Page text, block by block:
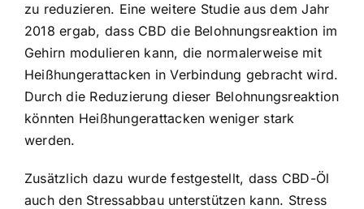
zu reduzieren. Eine weitere Studie aus dem Jahr
2018 ergab, dass CBD die Belohnungsreaktion im
Gehirn modulieren kann, die normalerweise mit
Heißhungerattacken in Verbindung gebracht wird.
Durch die Reduzierung dieser Belohnungsreaktion
könnten Heißhungerattacken weniger stark
werden.
Zusätzlich dazu wurde festgestellt, dass CBD-Öl
auch den Stressabbau unterstützen kann. Stress